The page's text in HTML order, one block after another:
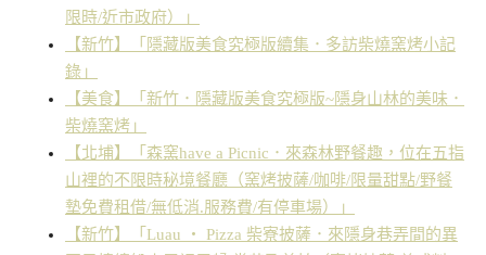
限時/近市政府）」
【新竹】「隱藏版美食究極版續集．多訪柴燒窯烤小記
錄」
【美食】「新竹．隱藏版美食究極版~隱身山林的美味．
柴燒窯烤」
【北埔】「森窯have a Picnic．來森林野餐趣，位在五指
山裡的不限時秘境餐廳（窯烤披薩/咖啡/限量甜點/野餐
墊免費租借/無低消.服務費/有停車場）」
【新竹】「Luau ・ Pizza 柴寮披薩．來隱身巷弄間的異